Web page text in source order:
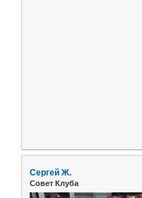
Сергей Ж.
Совет Клуба